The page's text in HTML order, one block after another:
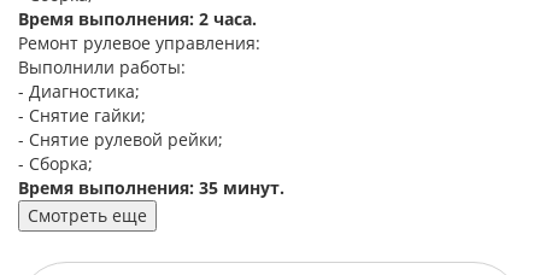
Время выполнения: 2 часа.
Ремонт рулевое управления:
Выполнили работы:
- Диагностика;
- Снятие гайки;
- Снятие рулевой рейки;
- Сборка;
Время выполнения: 35 минут.
Смотреть еще